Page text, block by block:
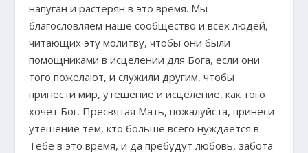
напуган и растерян в это время. Мы
благословляем наше сообщество и всех людей,
читающих эту молитву, чтобы они были
помощниками в исцелении для Бога, если они
того пожелают, и служили другим, чтобы
принести мир, утешение и исцеление, как того
хочет Бог. Пресвятая Мать, пожалуйста, принеси
утешение тем, кто больше всего нуждается в
Тебе в это время, и да пребудут любовь, забота